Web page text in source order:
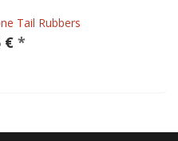
Tail Rubbers
€ *